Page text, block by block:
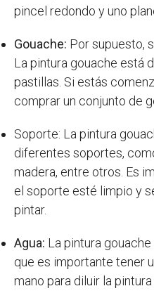
pincel redondo y uno
Gouache: Por supuesto,
La pintura gouache está
pastillas. Si estás
comprar un conjunto de
Soporte: La pintura
diferentes soportes,
madera, entre otros. Es
el soporte esté limpio y
pintar.
Agua: La pintura
que es importante tener
mano para diluir la